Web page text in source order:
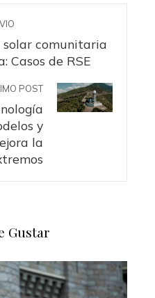
solar comunitaria
Casos de RSE
POST
y
la
Gustar